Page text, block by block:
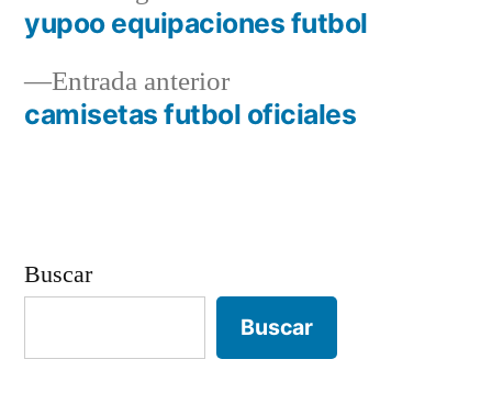
Navegación
deEntrada anteriorEntrada
anterior:
camisetas futbol oficiales
siguiente:
yupoo equipaciones futbol
Buscar
Buscar